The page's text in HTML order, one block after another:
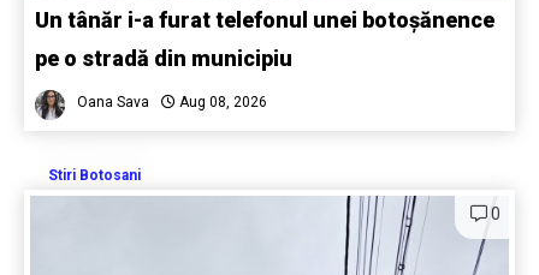
Un tânăr i-a furat telefonul unei botoșănence
pe o stradă din municipiu
Oana Sava Aug 08, 2026
Stiri Botosani
0